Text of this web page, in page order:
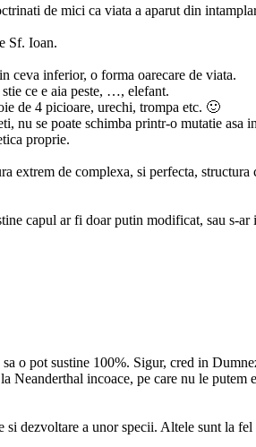
de mici ca viata a aparut din
Sf. Ioan.
ceva inferior, o forma oarecare de viata.
ce e aia peste, …, elefant.
de 4 picioare, urechi, trompa etc. 🙂
nu se poate schimba printr-o mutatie
proprie.
extrem de complexa, si perfecta,
capul ar fi doar putin modificat, sau s-
o pot sustine 100%. Sigur, cred in
Neanderthal incoace, pe care nu le
si dezvoltare a unor specii. Altele sunt la